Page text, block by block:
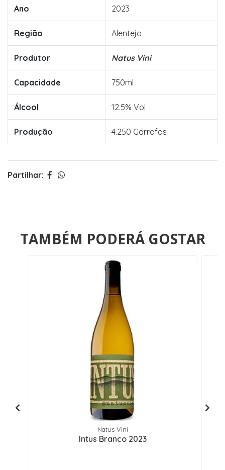
Ano 2023
Região Alentejo
Produtor Natus Vini
Capacidade 750ml
Álcool 12.5% Vol
Produção 4.250 Garrafas
Partilhar:
TAMBÉM PODERÁ GOSTAR
Natus Vini
Intus Branco 2023